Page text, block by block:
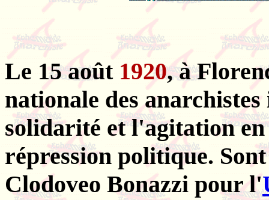
Le 15 août 1920, à
nationale des
solidarité et l'agitation
répression politique.
Clodoveo Bonazzi pour l'